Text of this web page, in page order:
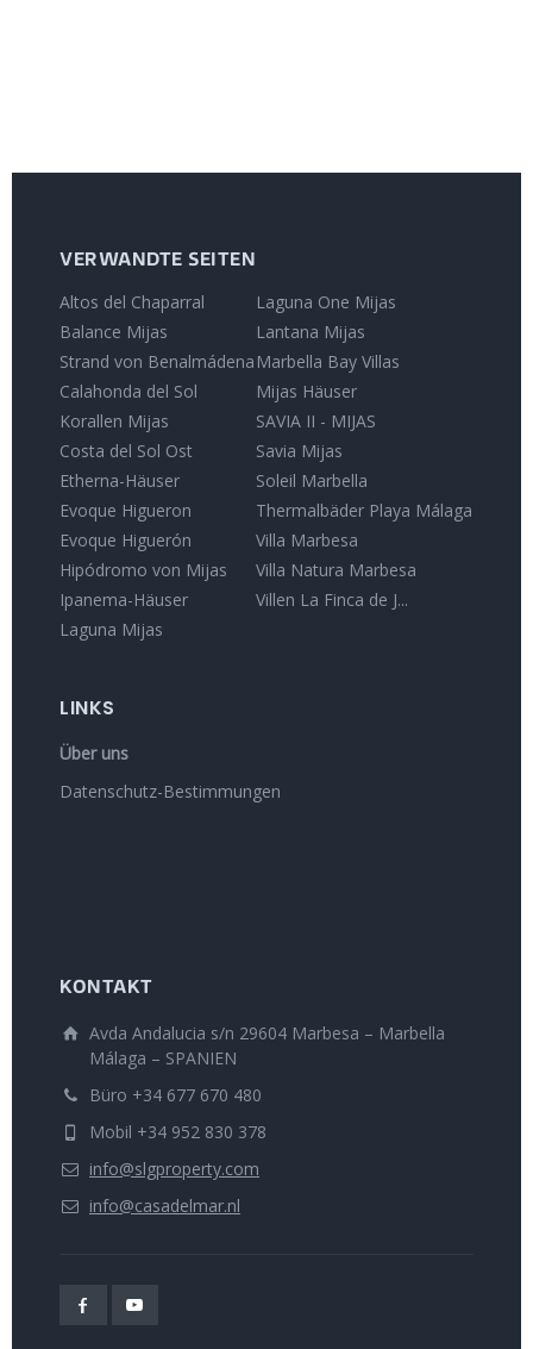
VERWANDTE SEITEN
Altos del Chaparral
Balance Mijas
Strand von Benalmádena
Calahonda del Sol
Korallen Mijas
Costa del Sol Ost
Etherna-Häuser
Evoque Higueron
Evoque Higuerón
Hipódromo von Mijas
Ipanema-Häuser
Laguna Mijas
Laguna One Mijas
Lantana Mijas
Marbella Bay Villas
Mijas Häuser
SAVIA II - MIJAS
Savia Mijas
Soleil Marbella
Thermalbäder Playa Málaga
Villa Marbesa
Villa Natura Marbesa
Villen La Finca de J...
LINKS
Über uns
Datenschutz-Bestimmungen
KONTAKT
Avda Andalucia s/n 29604 Marbesa – Marbella
Málaga – SPANIEN
Büro +34 677 670 480
Mobil +34 952 830 378
info@slgproperty.com
info@casadelmar.nl